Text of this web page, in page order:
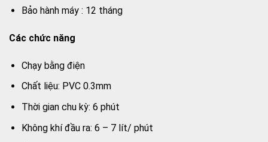
Bảo hành máy : 12 tháng
Các chức năng
Chạy bằng điện
Chất liệu: PVC 0.3mm
Thời gian chu kỳ: 6 phút
Không khí đầu ra: 6 – 7 lít/ phút